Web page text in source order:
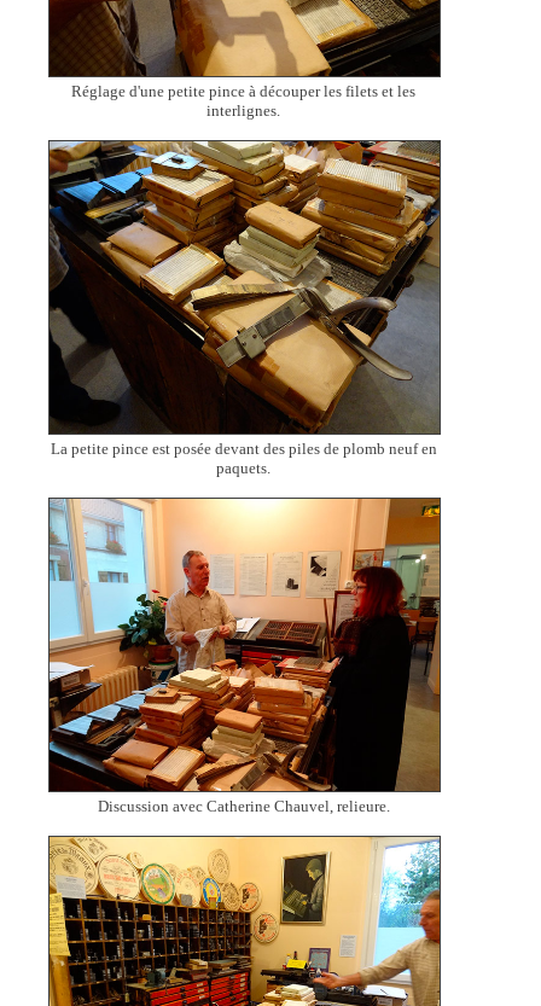
Réglage d'une petite pince à découper les filets et les
interlignes.
La petite pince est posée devant des piles de plomb neuf en
paquets.
Discussion avec Catherine Chauvel, relieure.